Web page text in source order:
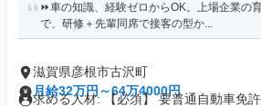
⏩️車の知識、経験ゼロからOK。上場企業の
で、研修＋先輩同席で接客の型か...
滋賀県彦根市古沢町
月給32万円～64万4000円
求める人材: 【必須】 要普通自動車免